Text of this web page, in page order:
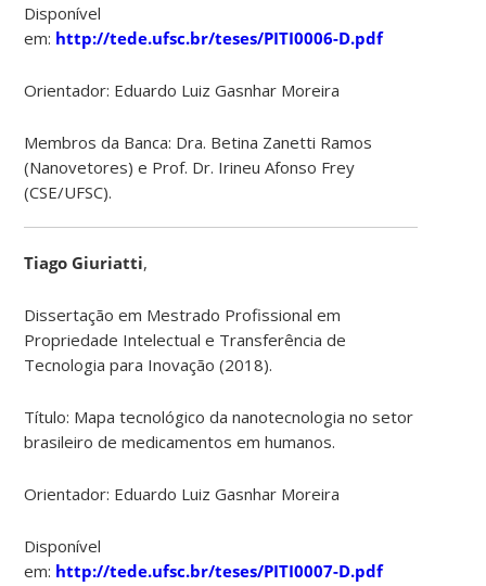
Disponível
em: http://tede.ufsc.br/teses/PITI0006-D.pdf
Orientador: Eduardo Luiz Gasnhar Moreira
Membros da Banca: Dra. Betina Zanetti Ramos
(Nanovetores) e Prof. Dr. Irineu Afonso Frey
(CSE/UFSC).
Tiago Giuriatti,
Dissertação em Mestrado Profissional em
Propriedade Intelectual e Transferência de
Tecnologia para Inovação (2018).
Título: Mapa tecnológico da nanotecnologia no setor
brasileiro de medicamentos em humanos.
Orientador: Eduardo Luiz Gasnhar Moreira
Disponível
em: http://tede.ufsc.br/teses/PITI0007-D.pdf